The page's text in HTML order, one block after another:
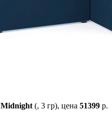
Midnight(, 3 гр), цена 51399 р.